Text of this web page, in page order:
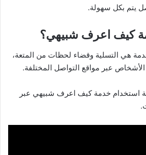
يتم بكل سهولة.
كيف اعرف شبيهي؟
هي التسلية وقضاء لحظات من المتعة،
عبر مواقع التواصل المختلفة.
استخدام خدمة كيف اعرف شبيهي عبر